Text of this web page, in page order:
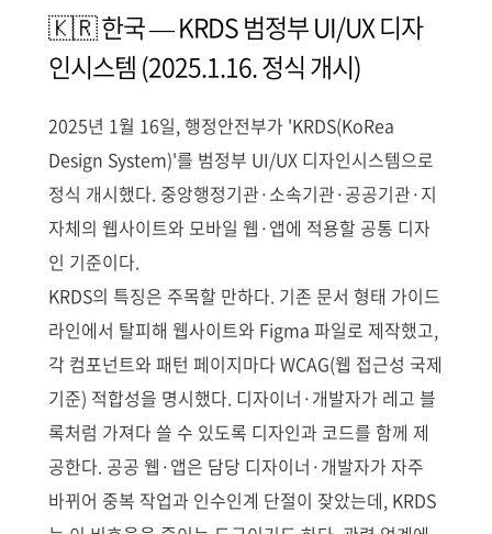
🇰🇷 한국 — KRDS 범정부 UI/UX 디자
인시스템 (2025.1.16. 정식 개시)
2025년 1월 16일, 행정안전부가 'KRDS(KoRea
Design System)'를 범정부 UI/UX 디자인시스템으로
정식 개시했다. 중앙행정기관·소속기관·공공기관·지
자체의 웹사이트와 모바일 웹·앱에 적용할 공통 디자
인 기준이다.
KRDS의 특징은 주목할 만하다. 기존 문서 형태 가이드
라인에서 탈피해 웹사이트와 Figma 파일로 제작했고,
각 컴포넌트와 패턴 페이지마다 WCAG(웹 접근성 국제
기준) 적합성을 명시했다. 디자이너·개발자가 레고 블
록처럼 가져다 쓸 수 있도록 디자인과 코드를 함께 제
공한다. 공공 웹·앱은 담당 디자이너·개발자가 자주
바뀌어 중복 작업과 인수인계 단절이 잦았는데, KRDS